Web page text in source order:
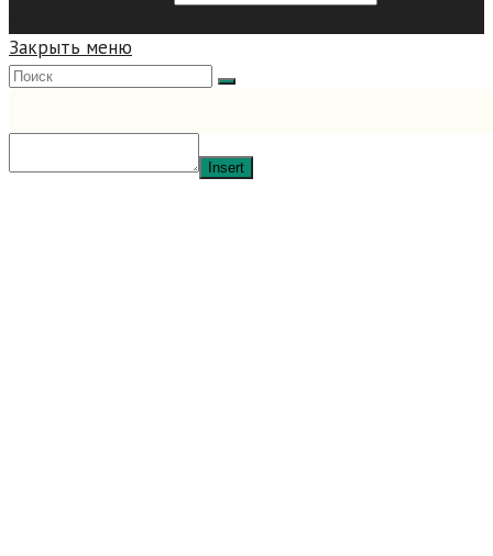
Закрыть меню
Insert